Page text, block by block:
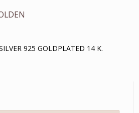
925 GOLDPLATED 14 K.